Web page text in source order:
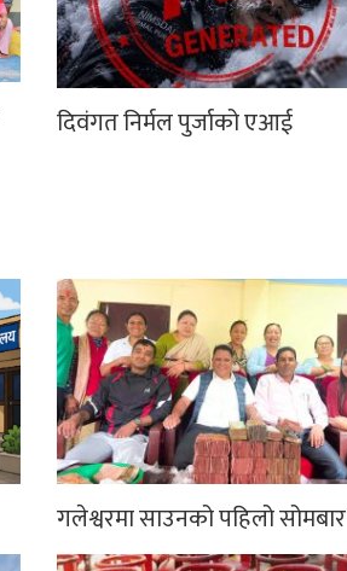
दिवंगत निर्मल पुर्जाको एआई
गलेश्वरमा साउनको पहिलो सोमबार